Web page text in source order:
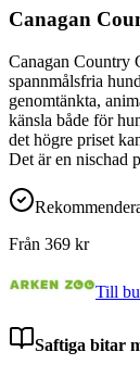
Canagan
Canagan Country
spannmålsfria
genomtänkta,
känsla både för
det högre priset
Det är en nischad
Från 369 kr
Till
Saftiga bitar